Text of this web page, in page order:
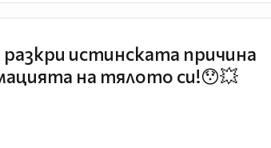
истинската причина
на тялото си!😯💥